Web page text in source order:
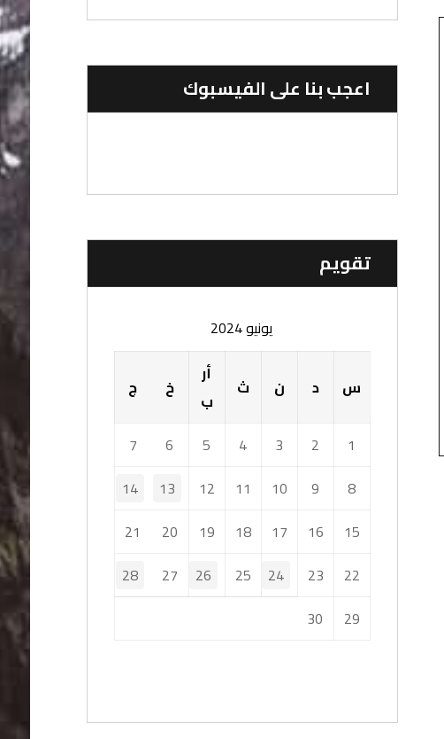
اعجب بنا على الفيسبوك
تقویم
يونيو 2024
س د ن ث
أر
ب
خ ج
1
2
3
4
5
6
7
8
9
10
11
12
13
14
15
16
17
18
19
20
21
22
23
24
25
26
27
28
29
30